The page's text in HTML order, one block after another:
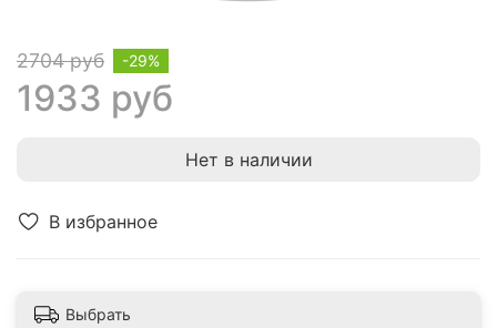
В избранное
2704 руб
1933 руб
-29%
Нет в наличии
Выбрать